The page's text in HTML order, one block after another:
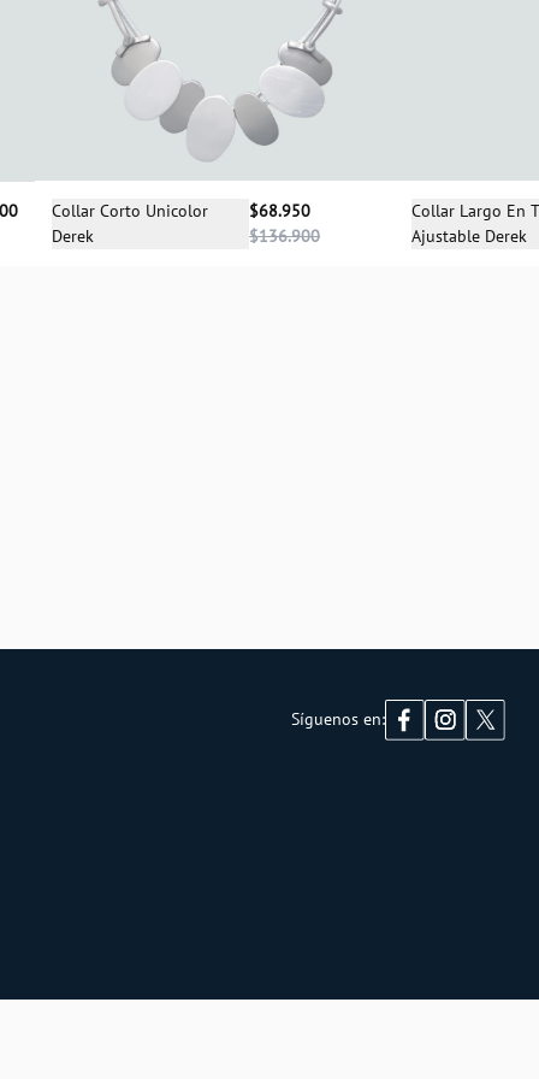
Selecciona una talla
Collar Corto Unicolor
Derek
$68.950
$136.900
Collar Largo En
Ajustable Derek
Síguenos en: